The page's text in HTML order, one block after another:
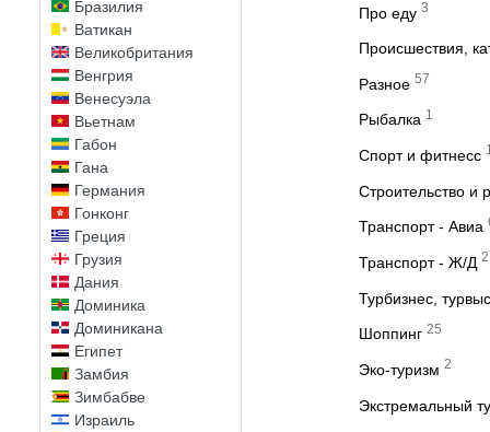
Бразилия
Ватикан
Великобритания
Венгрия
Венесуэла
Вьетнам
Габон
Гана
Германия
Гонконг
Греция
Грузия
Дания
Доминика
Доминикана
Египет
Замбия
Зимбабве
Израиль
Про еду 3
Происшествия,
Разное 57
Рыбалка 1
Спорт и фитнесс 1
Строительство и
Транспорт - Авиа
Транспорт - Ж/Д 2
Турбизнес,
Шоппинг 25
Эко-туризм 2
Экстремальный